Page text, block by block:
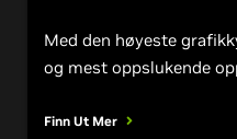
Med den høyeste
og mest oppslukende
Finn Ut Mer